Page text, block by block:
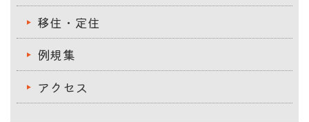
移住・定住
例規集
アクセス